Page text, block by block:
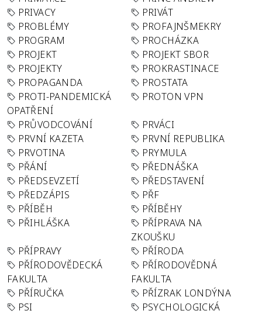
PRIVACY
PRIVÁT
PROBLÉMY
PROFAJNŠMEKRY
PROGRAM
PROCHÁZKA
PROJEKT
PROJEKT SBOR
PROJEKTY
PROKRASTINACE
PROPAGANDA
PROSTATA
PROTI-PANDEMICKÁ
OPATŘENÍ
PROTON VPN
PRŮVODCOVÁNÍ
PRVÁCI
PRVNÍ KAZETA
PRVNÍ REPUBLIKA
PRVOTINA
PRYMULA
PŘÁNÍ
PŘEDNÁŠKA
PŘEDSEVZETÍ
PŘEDSTAVENÍ
PŘEDZÁPIS
PŘF
PŘÍBĚH
PŘÍBĚHY
PŘIHLÁŠKA
PŘÍPRAVA NA
ZKOUŠKU
PŘÍPRAVY
PŘÍRODA
PŘÍRODOVĚDECKÁ
FAKULTA
PŘÍRODOVĚDNÁ
FAKULTA
PŘÍRUČKA
PŘÍZRAK LONDÝNA
PSI
PSYCHOLOGICKÁ